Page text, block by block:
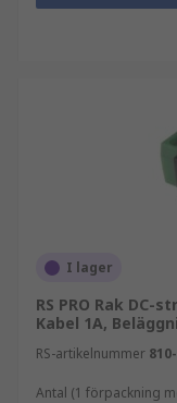
I lager
RS PRO Rak DC-
Kabel 1A,
RS-artikelnummer
Antal (1 förpackning